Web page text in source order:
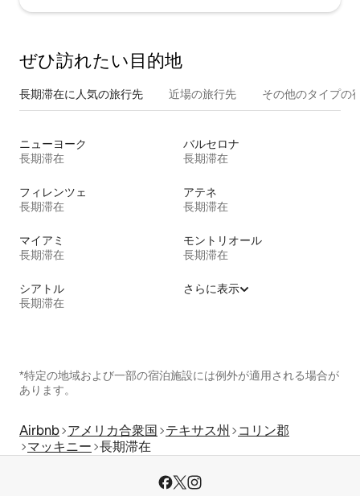
ぜひ訪⁠れ⁠た⁠い目⁠的⁠地
長期滞在に人気の旅行先 近場の旅行先 その他のタ⁠イ⁠プ⁠の
ニューヨーク
長期滞在
バルセロナ
長期滞在
フィレンツェ
長期滞在
アテネ
長期滞在
マイアミ
長期滞在
モントリオール
長期滞在
シアトル
長期滞在
さらに表示
*特定の地域および一部の宿泊施設には例外が適用される場合が
あります。
Airbnb アメリカ合衆国 テキサス州
コリン郡
マッキニー 長期滞在